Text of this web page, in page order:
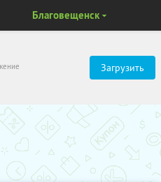
Загрузить
Благовещенск